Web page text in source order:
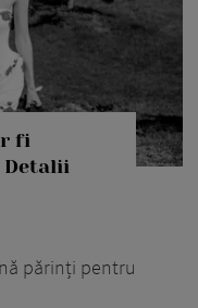
fi
părinți pentru